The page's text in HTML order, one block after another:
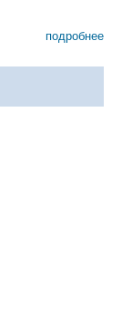
подробнее